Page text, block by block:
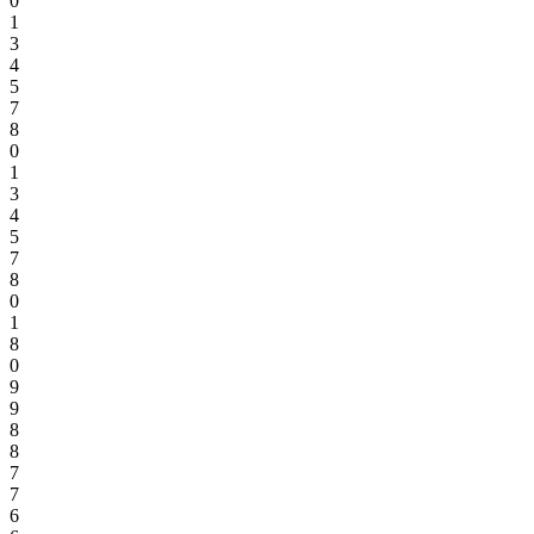
1
3
4
5
7
8
0
1
3
4
5
7
8
0
1
8
0
9
9
8
8
7
7
6